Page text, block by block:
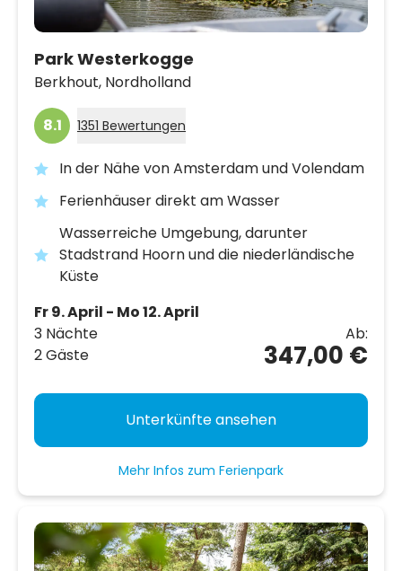
Park Westerkogge
Berkhout, Nordholland
8.1 1351 Bewertungen
In der Nähe von Amsterdam und Volendam
Ferienhäuser direkt am Wasser
Wasserreiche Umgebung, darunter
Stadstrand Hoorn und die niederländische
Küste
Fr 9. April - Mo 12. April
3 Nächte
2 Gäste
Ab:
347,00 €
Unterkünfte ansehen
Mehr Infos zum Ferienpark